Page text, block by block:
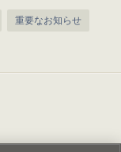
重要なお知らせ